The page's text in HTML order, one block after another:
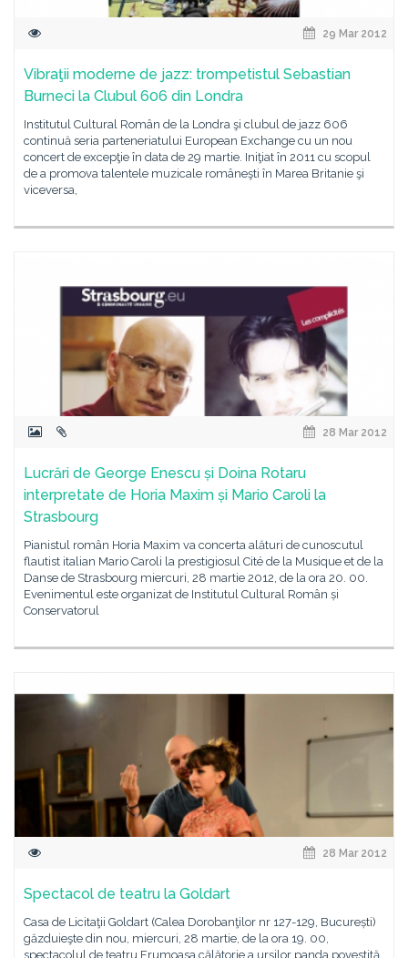
29 Mar 2012
Vibraţii moderne de jazz: trompetistul Sebastian
Burneci la Clubul 606 din Londra
Institutul Cultural Român de la Londra şi clubul de jazz 606
continuă seria parteneriatului European Exchange cu un nou
concert de excepţie în data de 29 martie. Iniţiat în 2011 cu scopul
de a promova talentele muzicale româneşti în Marea Britanie şi
viceversa,
28 Mar 2012
Lucrări de George Enescu și Doina Rotaru
interpretate de Horia Maxim și Mario Caroli la
Strasbourg
Pianistul român Horia Maxim va concerta alături de cunoscutul
flautist italian Mario Caroli la prestigiosul Cité de la Musique et de la
Danse de Strasbourg miercuri, 28 martie 2012, de la ora 20. 00.
Evenimentul este organizat de Institutul Cultural Român și
Conservatorul
28 Mar 2012
Spectacol de teatru la Goldart
Casa de Licitaţii Goldart (Calea Dorobanţilor nr 127-129, București)
găzduieşte din nou, miercuri, 28 martie, de la ora 19. 00,
spectacolul de teatru Frumoasa călătorie a urşilor panda povestită